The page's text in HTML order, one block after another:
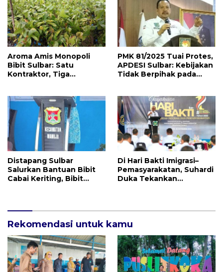
Aroma Amis Monopoli
Bibit Sulbar: Satu
Kontraktor, Tiga
PMK 81/2025 Tuai Protes,
APDESI Sulbar: Kebijakan
Tidak Berpihak pada
Distapang Sulbar
Salurkan Bantuan Bibit
Cabai Keriting, Bibit
Di Hari Bakti Imigrasi–
Pemasyarakatan, Suhardi
Duka Tekankan
Rekomendasi untuk kamu